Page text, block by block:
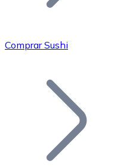
Bitcoin
Comprar Sushi